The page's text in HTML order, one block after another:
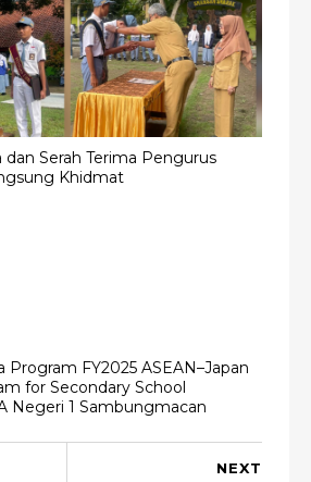
dan Serah Terima Pengurus
Khidmat
Program FY2025 ASEAN–Japan
for Secondary School
Negeri 1 Sambungmacan
NEXT